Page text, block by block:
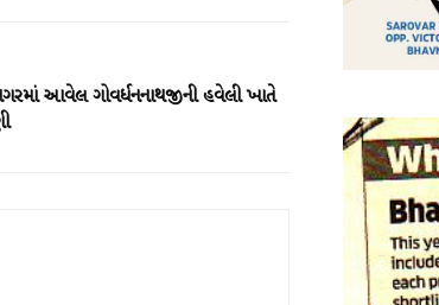
આવેલ ગોવર્ધનનાથજીની હવેલી ખાતે